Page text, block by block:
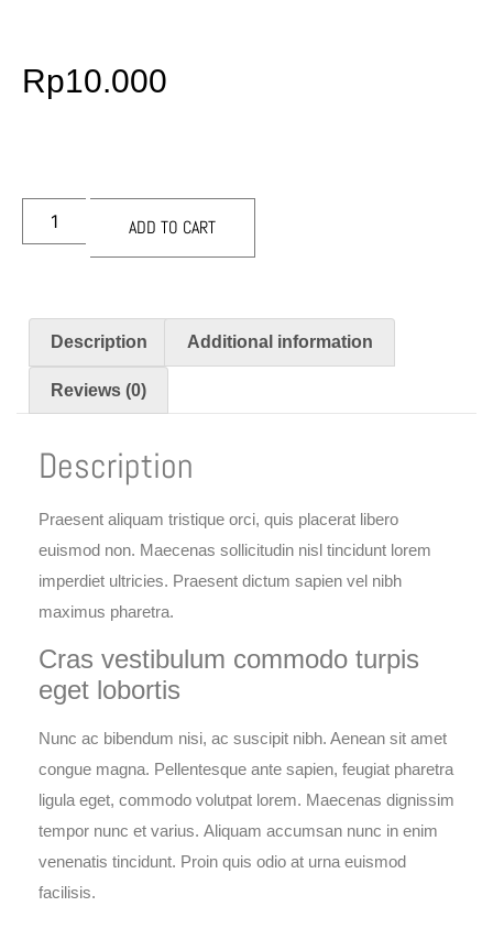
Rp10.000
ADD TO CART
Description Additional information
Reviews (0)
Description
Praesent aliquam tristique orci, quis placerat libero
euismod non. Maecenas sollicitudin nisl tincidunt lorem
imperdiet ultricies. Praesent dictum sapien vel nibh
maximus pharetra.
Cras vestibulum commodo turpis
eget lobortis
Nunc ac bibendum nisi, ac suscipit nibh. Aenean sit amet
congue magna. Pellentesque ante sapien, feugiat pharetra
ligula eget, commodo volutpat lorem. Maecenas dignissim
tempor nunc et varius. Aliquam accumsan nunc in enim
venenatis tincidunt. Proin quis odio at urna euismod
facilisis.